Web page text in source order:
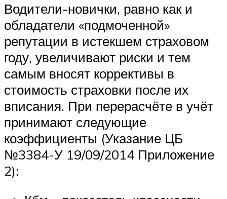
Водители-новички, равно как и
обладатели «подмоченной»
репутации в истекшем страховом
году, увеличивают риски и тем
самым вносят коррективы в
стоимость страховки после их
вписания. При перерасчёте в учёт
принимают следующие
коэффициенты (Указание ЦБ
№3384-У 19/09/2014 Приложение
2):